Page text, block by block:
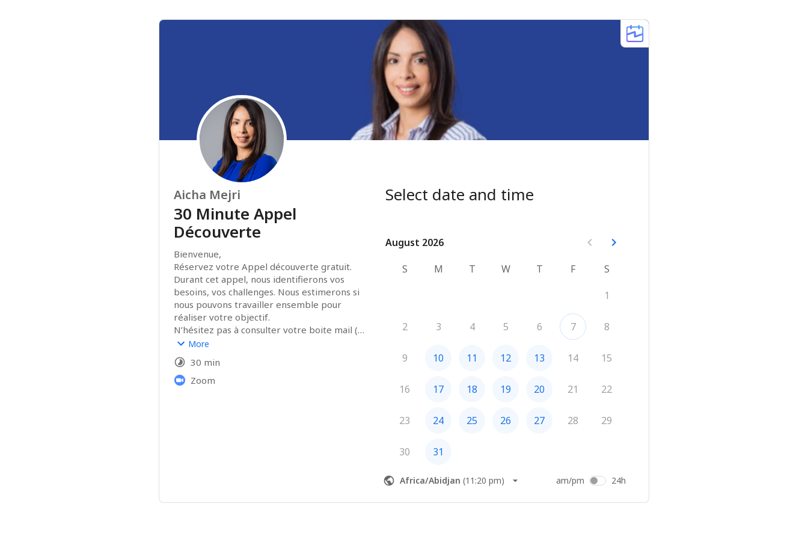
Aicha Mejri
30 Minute Appel
Découverte
Bienvenue,
Réservez votre Appel découverte gratuit.
Durant cet appel, nous identifierons vos
besoins, vos challenges. Nous estimerons si
nous pouvons travailler ensemble pour
réaliser votre objectif.
N’hésitez pas à consulter votre boite mail (le
dossier Spams) pour ne pas rater mon email.
P.S : Si vous connaissez pas mes services,
voici un lien :
Value-
More
30 min
Zoom
Select date and time
August 2026
August 2026
S
M T W T F
S
1
2 3 4 5 6 7 8
9 10 11 12 13 14 15
16 17 18 19 20 21 22
23 24 25 26 27 28 29
30 31
Africa/Abidjan (11:20 pm) am/pm 24h